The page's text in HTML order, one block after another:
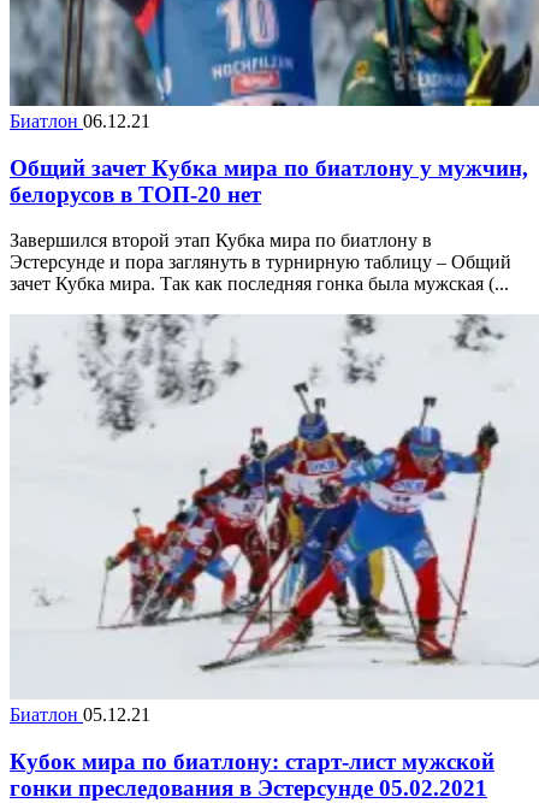
Биатлон 06.12.21
Общий зачет Кубка мира по биатлону у мужчин,
белорусов в ТОП-20 нет
Завершился второй этап Кубка мира по биатлону в
Эстерсунде и пора заглянуть в турнирную таблицу – Общий
зачет Кубка мира. Так как последняя гонка была мужская (...
Биатлон 05.12.21
Кубок мира по биатлону: старт-лист мужской
гонки преследования в Эстерсунде 05.02.2021